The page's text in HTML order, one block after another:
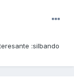
:silbando